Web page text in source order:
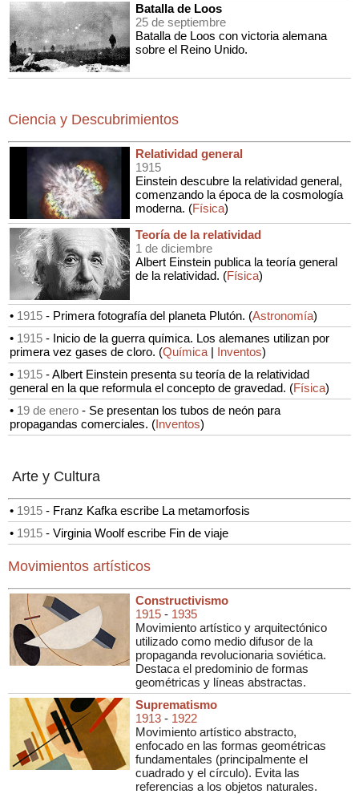
Batalla de Loos
25 de septiembre
Batalla de Loos con victoria alemana
sobre el Reino Unido.
Ciencia y Descubrimientos
Relatividad general
1915
Einstein descubre la relatividad general,
comenzando la época de la cosmología
moderna. (Física)
Teoría de la relatividad
1 de diciembre
Albert Einstein publica la teoría general
de la relatividad. (Física)
• 1915 - Primera fotografía del planeta Plutón. (Astronomía)
• 1915 - Inicio de la guerra química. Los alemanes utilizan por
primera vez gases de cloro. (Química | Inventos)
• 1915 -Albert Einstein presenta su teoría de la relatividad
general en la que reformula el concepto de gravedad. (Física)
• 19 de enero - Se presentan los tubos de neón para
propagandas comerciales. (Inventos)
Arte y Cultura
• 1915 - Franz Kafka escribe La metamorfosis
• 1915 - Virginia Woolf escribe Fin de viaje
Movimientos artísticos
Constructivismo
1915 - 1935
Movimiento artístico y arquitectónico
utilizado como medio difusor de la
propaganda revolucionaria soviética.
Destaca el predominio de formas
geométricas y líneas abstractas.
Suprematismo
1913 - 1922
Movimiento artístico abstracto,
enfocado en las formas geométricas
fundamentales (principalmente el
cuadrado y el círculo). Evita las
referencias a los objetos naturales.